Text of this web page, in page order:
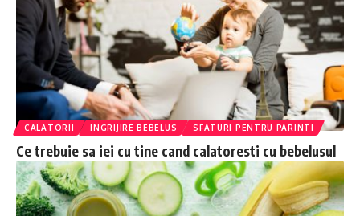
CALATORII INGRIJIRE BEBELUS SFATURI PENTRU PARINTI
Ce trebuie sa iei cu tine cand calatoresti cu bebelusul